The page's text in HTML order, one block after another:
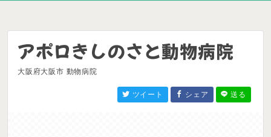
アポロきしのさと動物病院
大阪府大阪市 動物病院
ツイート シェア 送る